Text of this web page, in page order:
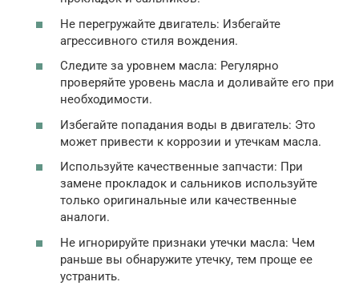
Не перегружайте двигатель: Избегайте
агрессивного стиля вождения.
Следите за уровнем масла: Регулярно
проверяйте уровень масла и доливайте его при
необходимости.
Избегайте попадания воды в двигатель: Это
может привести к коррозии и утечкам масла.
Используйте качественные запчасти: При
замене прокладок и сальников используйте
только оригинальные или качественные
аналоги.
Не игнорируйте признаки утечки масла: Чем
раньше вы обнаружите утечку, тем проще ее
устранить.